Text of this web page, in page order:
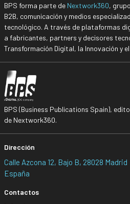
BPS forma parte de Nextwork360,
B2B, comunicación y medios
tecnológico. A través de plataformas
a fabricantes, partners y decisores
Transformación Digital, la Innovación y
BPS (Business Publications Spain),
de Nextwork360.
Dirección
Calle Azcona 12, Bajo B, 28028 Madrid
España
Contactos